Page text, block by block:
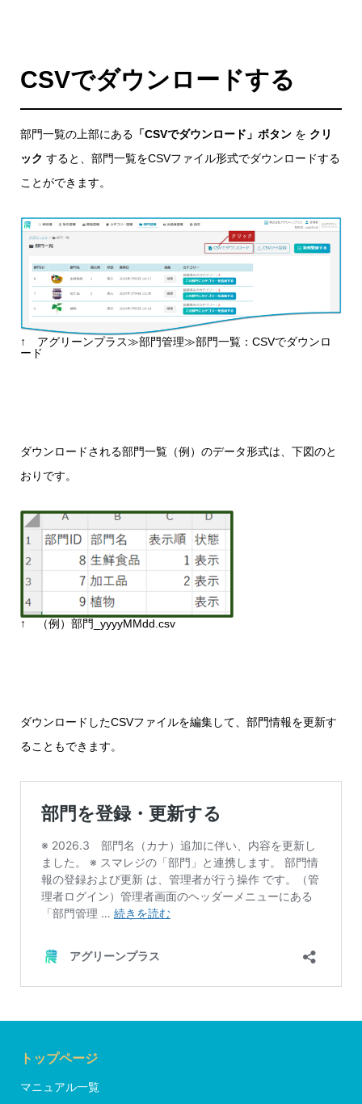
CSVでダウンロードする
部門一覧の上部にある 「CSVでダウンロード」ボタン を クリ
ック すると、部門一覧をCSVファイル形式でダウンロードする
ことができます。
↑ アグリーンプラス≫部門管理≫部門一覧：CSVでダウンロ
ード
ダウンロードされる部門一覧（例）のデータ形式は、下図のと
おりです。
↑ （例）部門_yyyyMMdd.csv
ダウンロードしたCSVファイルを編集して、部門情報を更新す
ることもできます。
トップページ
マニュアル一覧